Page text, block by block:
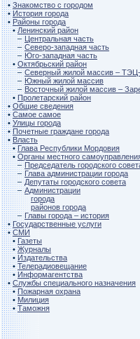
•Знакомство с городом
• История города
• Районы города
•Ленинский район
– Центральная часть
– Северо-западная часть
– Юго-западная часть
• Октябрьский район
– Северный жилой массив –
– Южный жилой массив
– Восточный жилой массив –
• Пролетарский район
• Общие сведения
• Самое самое
• Улицы города
• Почетные граждане города
• Власть
• Глава Республики Мордовия
• Органы местного
– Председатель городского
– Глава администрации города
– Депутаты городского совета
– Администрации
города
районов города
– Главы города – история
• Государственные услуги
• СМИ
• Газеты
• Журналы
• Издательства
• Телерадиовещание
• Информагентства
• Службы специального назначения
• Пожарная охрана
• Милиция
• Таможня